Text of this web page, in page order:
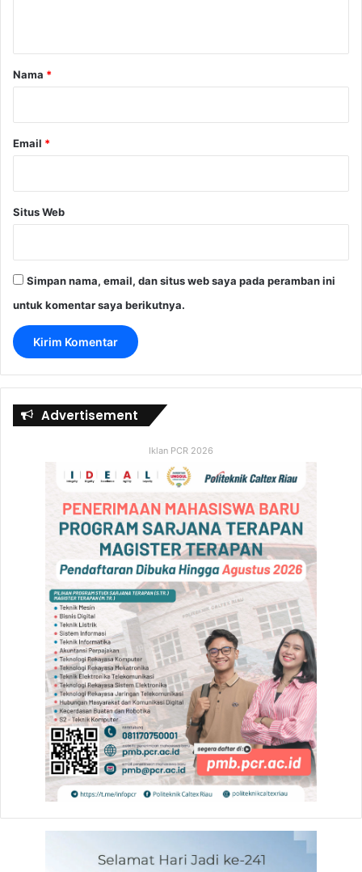
rNama *
Email *
Situs Web
Simpan nama, email, dan situs web saya pada peramban ini
untuk komentar saya berikutnya.
Advertisement
Iklan PCR 2026